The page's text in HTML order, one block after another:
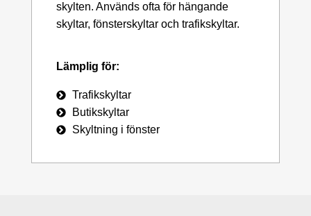
skylten. Används ofta för hängande
skyltar, fönsterskyltar och trafikskyltar.
Lämplig för:
Trafikskyltar
Butikskyltar
Skyltning i fönster